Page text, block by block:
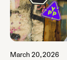
March 20, 2026